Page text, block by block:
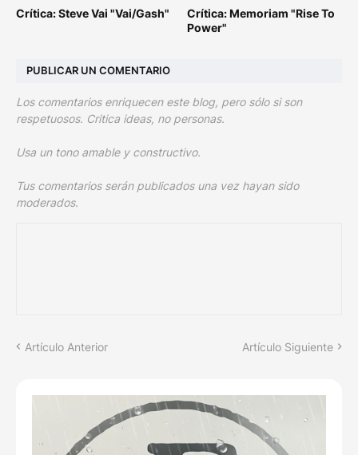
Crítica: Steve Vai "Vai/Gash"
Crítica: Memoriam "Rise To
Power"
PUBLICAR UN COMENTARIO
Los comentarios enriquecen este blog, pero sólo si son
respetuosos. Critica ideas, no personas.
Usa un tono amable y constructivo.
Tus comentarios serán publicados una vez hayan sido
moderados.
Artículo Anterior Artículo Siguiente